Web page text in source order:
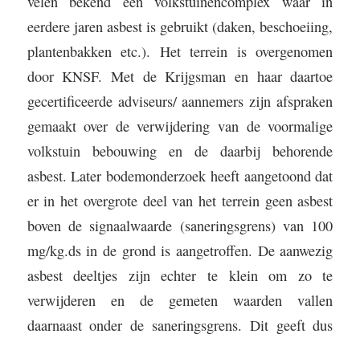
eerdere jaren asbest is gebruikt (daken, beschoeiing,
plantenbakken etc.). Het terrein is overgenomen
door KNSF. Met de Krijgsman en haar daartoe
gecertificeerde adviseurs/ aannemers zijn afspraken
gemaakt over de verwijdering van de voormalige
volkstuin bebouwing en de daarbij behorende
asbest. Later bodemonderzoek heeft aangetoond dat
er in het overgrote deel van het terrein geen asbest
boven de signaalwaarde (saneringsgrens) van 100
mg/kg.ds in de grond is aangetroffen. De aanwezig
asbest deeltjes zijn echter te klein om zo te
verwijderen en de gemeten waarden vallen
daarnaast onder de saneringsgrens. Dit geeft dus